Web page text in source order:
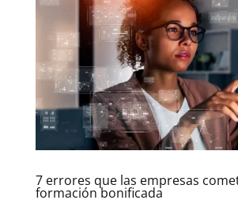
7 errores que las empresas
formación bonificada